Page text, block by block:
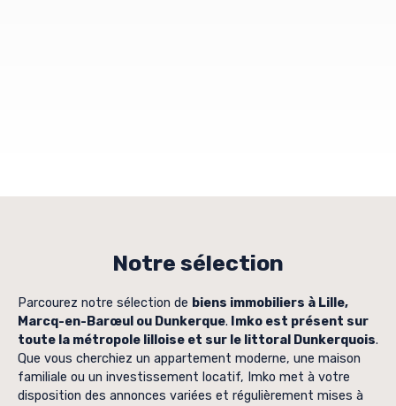
Notre sélection
Parcourez notre sélection de biens immobiliers à Lille,
Marcq-en-Barœul ou Dunkerque. Imko est présent sur
toute la métropole lilloise et sur le littoral Dunkerquois.
Que vous cherchiez un appartement moderne, une maison
familiale ou un investissement locatif, Imko met à votre
disposition des annonces variées et régulièrement mises à